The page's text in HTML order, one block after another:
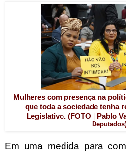
Mulheres com presença na
que toda a sociedade tenha
Legislativo. (FOTO | Pablo
Em uma medida para